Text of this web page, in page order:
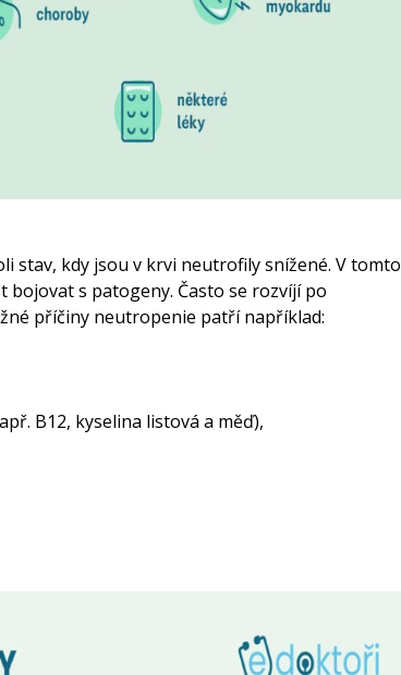
stav, kdy jsou v krvi neutrofily snížené. V tomto
s patogeny. Často se rozvíjí po
příčiny neutropenie patří například:
B12, kyselina listová a měď),